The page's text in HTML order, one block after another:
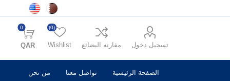
تسجيل دخول مقارنه البضائع Wishlist
(0)
0
QAR
الصفحة الرئيسية تواصل معنا من نحن